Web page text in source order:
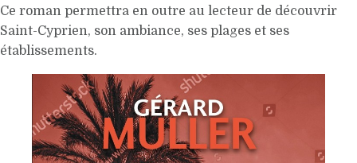
Ce roman permettra en outre au lecteur de découvrir
Saint-Cyprien, son ambiance, ses plages et ses
établissements.